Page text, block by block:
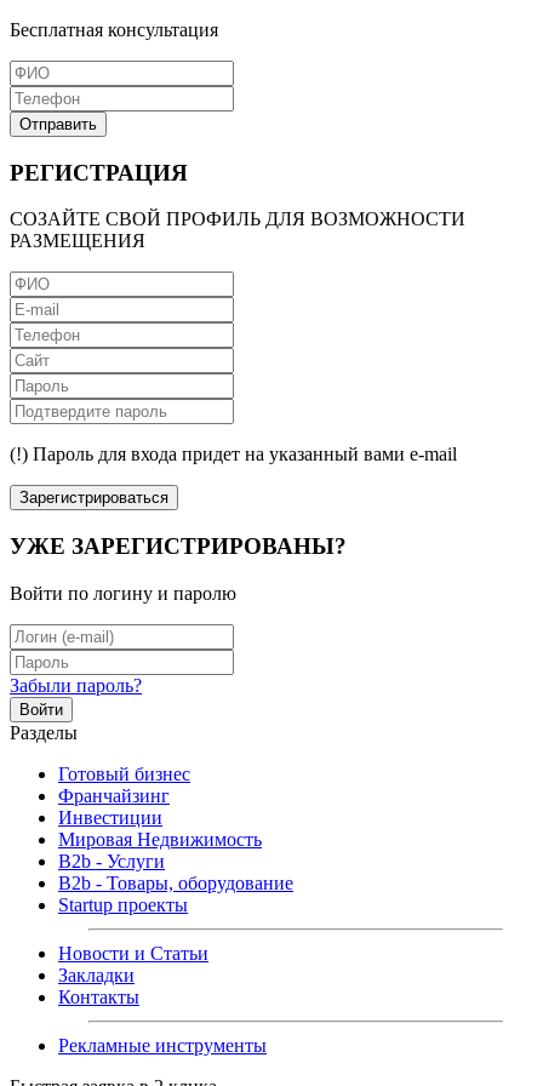
Бесплатная консультация
Отправить
РЕГИСТРАЦИЯ
СОЗАЙТЕ СВОЙ ПРОФИЛЬ ДЛЯ ВОЗМОЖНОСТИ
РАЗМЕЩЕНИЯ
(!) Пароль для входа придет на указанный вами e-mail
Зарегистрироваться
УЖЕ ЗАРЕГИСТРИРОВАНЫ?
Войти по логину и паролю
Забыли пароль?
Войти
Разделы
Готовый бизнес
Франчайзинг
Инвестиции
Мировая Недвижимость
B2b - Услуги
B2b - Товары, оборудование
Startup проекты
Новости и Статьи
Закладки
Контакты
Рекламные инструменты